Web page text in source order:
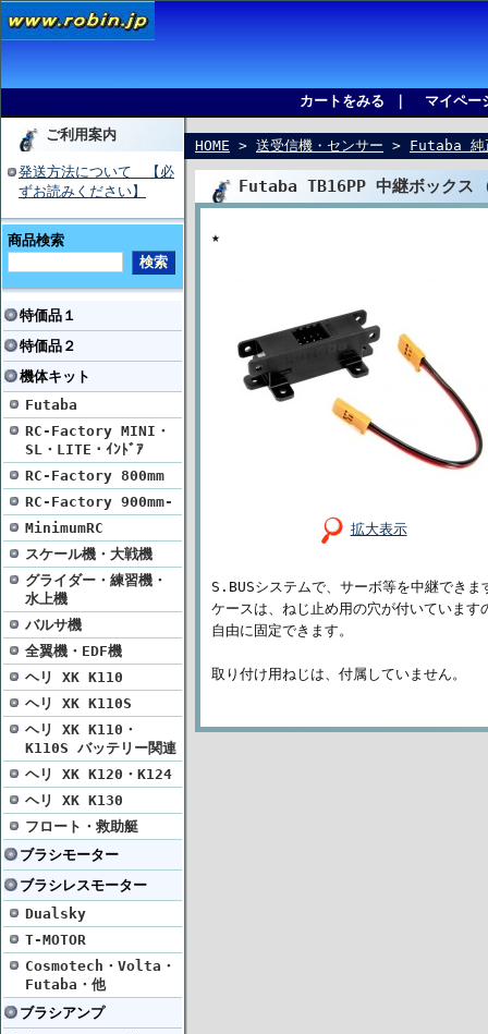
カートをみる マイペー
ご利用案内
発送方法について 【必
ずお読みください】
商品検索
特価品１
特価品２
機体キット
Futaba
RC-Factory MINI・
SL・LITE・ｲﾝﾄﾞｱ
RC-Factory 800mm
RC-Factory 900mm-
MinimumRC
スケール機・大戦機
グライダー・練習機・
水上機
バルサ機
全翼機・EDF機
ヘリ XK K110
ヘリ XK K110S
ヘリ XK K110・
K110S バッテリー関連
ヘリ XK K120・K124
ヘリ XK K130
フロート・救助艇
ブラシモーター
ブラシレスモーター
Dualsky
T-MOTOR
Cosmotech・Volta・
Futaba・他
ブラシアンプ
HOME > 送受信機・センサー > Futaba 純
Futaba TB16PP 中継ボックス
★
拡大表示
S.BUSシステムで、サーボ等を中継できま
ケースは、ねじ止め用の穴が付いています
自由に固定できます。
取り付け用ねじは、付属していません。